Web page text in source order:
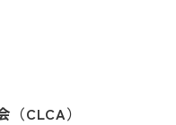
CLCA）